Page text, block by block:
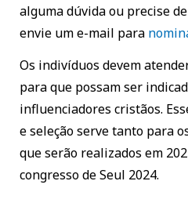
alguma dúvida ou precise
envie um e-mail para
Os indivíduos devem
para que possam ser
influenciadores cristãos.
e seleção serve tanto para
que serão realizados em
congresso de Seul 2024.